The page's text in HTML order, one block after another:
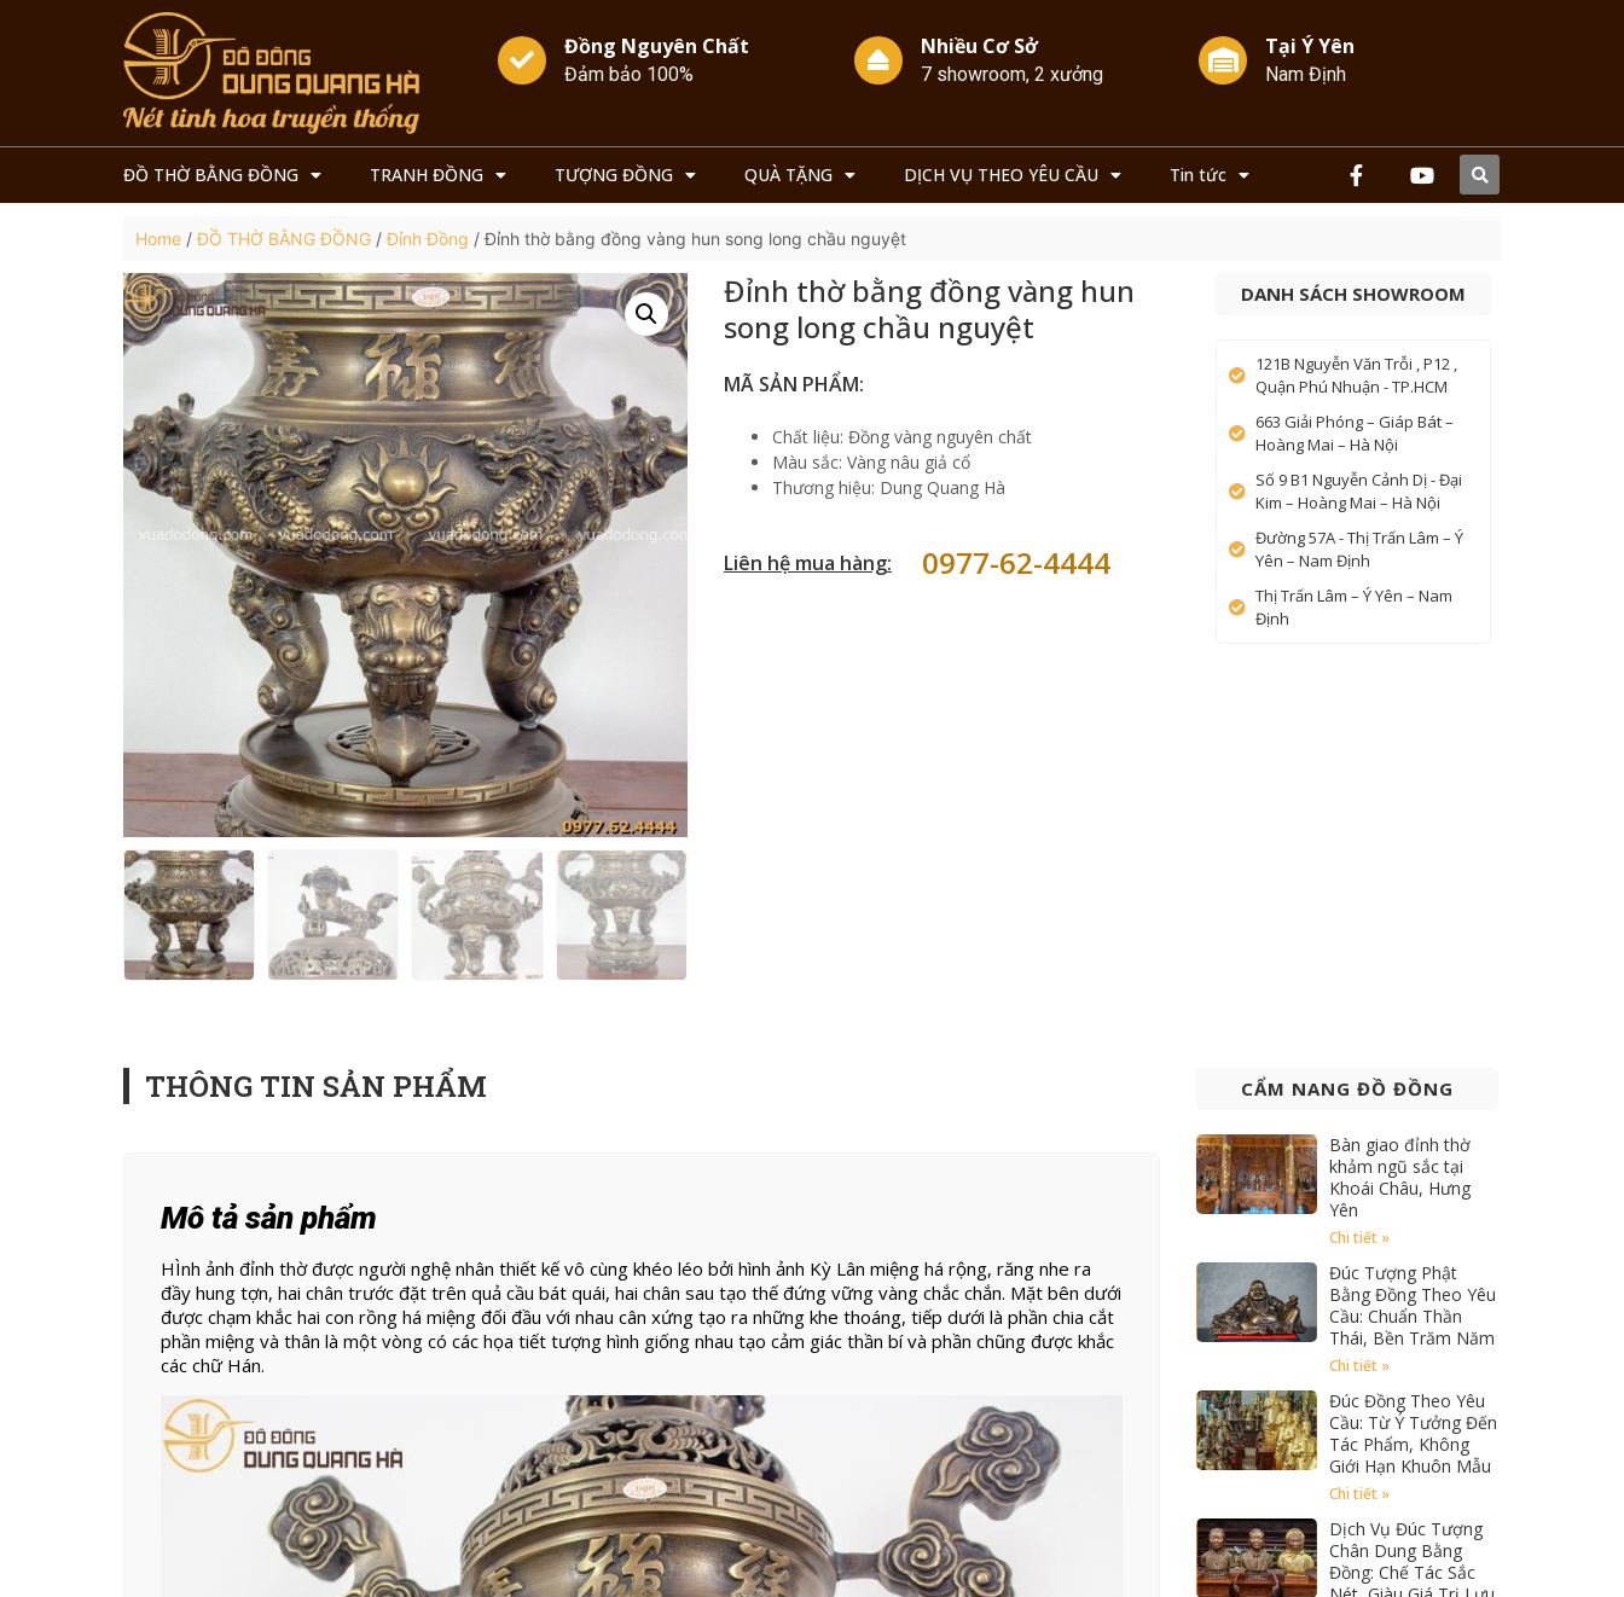
Đồng Nguyên Chất
Đảm bảo 100%
Nhiều Cơ Sở
7 showroom, 2 xưởng
Tại Ý Yên
Nam Định
ĐỒ THỜ BẰNG ĐỒNG TRANH ĐỒNG TƯỢNG ĐỒNG QUÀ TẶNG DỊCH VỤ THEO YÊU CẦU Tin tức
Home /ĐỒ THỜ BẰNG ĐỒNG /Đỉnh Đồng / Đỉnh thờ bằng đồng vàng hun song long chầu nguyệt
Đỉnh thờ bằng đồng vàng hun
song long chầu nguyệt
MÃ SẢN PHẨM:
Chất liệu: Đồng vàng nguyên chất
Màu sắc: Vàng nâu giả cổ
Thương hiệu: Dung Quang Hà
Liên hệ mua hàng: 0977-62-4444
DANH SÁCH SHOWROOM
121B Nguyễn Văn Trỗi , P12 ,
Quận Phú Nhuận - TP.HCM
663 Giải Phóng – Giáp Bát –
Hoàng Mai – Hà Nội
Số 9 B1 Nguyễn Cảnh Dị - Đại
Kim – Hoàng Mai – Hà Nội
Đường 57A - Thị Trấn Lâm – Ý
Yên – Nam Định
Thị Trấn Lâm – Ý Yên – Nam
Định
THÔNG TIN SẢN PHẨM
Mô tả sản phẩm
HÌnh ảnh đỉnh thờ được người nghệ nhân thiết kế vô cùng khéo léo bởi hình ảnh Kỳ Lân miệng há rộng, răng nhe ra
đầy hung tợn, hai chân trước đặt trên quả cầu bát quái, hai chân sau tạo thế đứng vững vàng chắc chắn. Mặt bên dưới
được chạm khắc hai con rồng há miệng đối đầu với nhau cân xứng tạo ra những khe thoáng, tiếp dưới là phần chia cắt
phần miệng và thân là một vòng có các họa tiết tượng hình giống nhau tạo cảm giác thần bí và phần chũng được khắc
các chữ Hán.
CẨM NANG ĐỒ ĐỒNG
Bàn giao đỉnh thờ
khảm ngũ sắc tại
Khoái Châu, Hưng
Yên
Chi tiết »
Đúc Tượng Phật
Bằng Đồng Theo Yêu
Cầu: Chuẩn Thần
Thái, Bền Trăm Năm
Chi tiết »
Đúc Đồng Theo Yêu
Cầu: Từ Ý Tưởng Đến
Tác Phẩm, Không
Giới Hạn Khuôn Mẫu
Chi tiết »
Dịch Vụ Đúc Tượng
Chân Dung Bằng
Đồng: Chế Tác Sắc